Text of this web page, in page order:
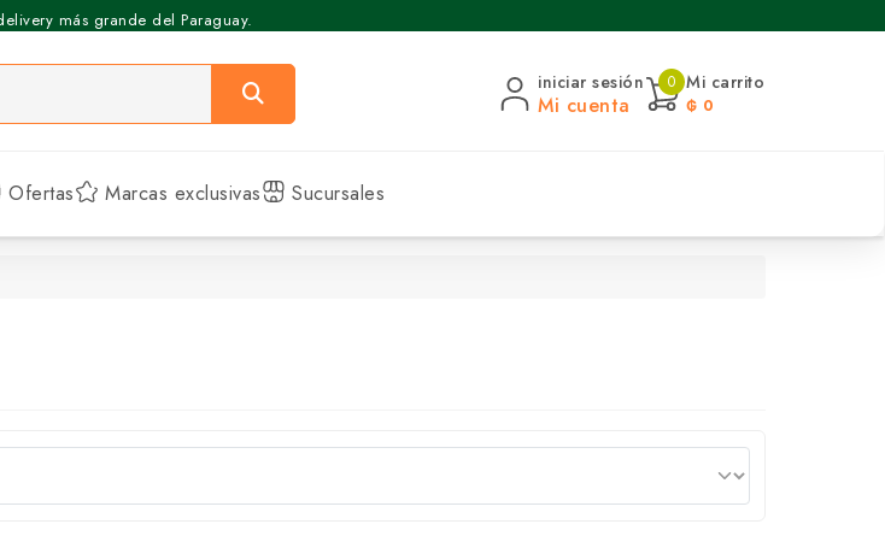
más grande del Paraguay.
Express - Retirás en 30 min.
iniciar sesión
Mi cuenta
0 Mi carrito
₲ 0
Ofertas Marcas exclusivas Sucursales